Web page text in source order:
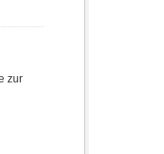
zur